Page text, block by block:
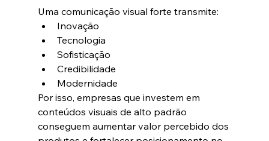
Uma comunicação visual forte transmite:
Inovação
Tecnologia
Sofisticação
Credibilidade
Modernidade
Por isso, empresas que investem em
conteúdos visuais de alto padrão
conseguem aumentar valor percebido dos